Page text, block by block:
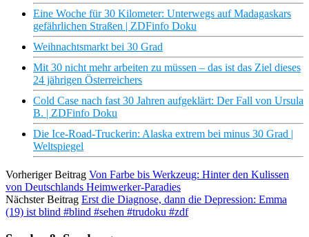
Eine Woche für 30 Kilometer: Unterwegs auf Madagaskars
gefährlichen Straßen | ZDFinfo Doku
Weihnachtsmarkt bei 30 Grad
Mit 30 nicht mehr arbeiten zu müssen – das ist das Ziel dieses
24 jährigen Österreichers
Cold Case nach fast 30 Jahren aufgeklärt: Der Fall von Ursula
B. | ZDFinfo Doku
Die Ice-Road-Truckerin: Alaska extrem bei minus 30 Grad |
Weltspiegel
Vorheriger Beitrag Von Farbe bis Werkzeug: Hinter den Kulissen
von Deutschlands Heimwerker-Paradies
Nächster Beitrag Erst die Diagnose, dann die Depression: Emma
(19) ist blind #blind #sehen #trudoku #zdf